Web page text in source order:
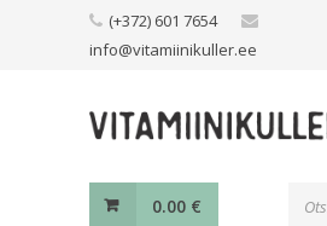
(+372) 601 7654
info@vitamiinikuller.ee
0.00 €